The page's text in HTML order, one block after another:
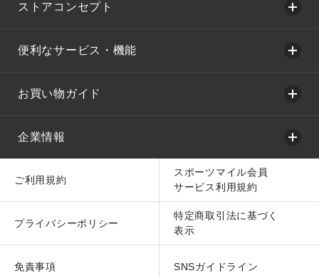
ストアコンセプト
便利なサービス・機能
お買い物ガイド
企業情報
ご利用規約
スポーツマイル会員
サービス利用規約
プライバシーポリシー
特定商取引法に基づく
表示
免責事項 SNSガイドライン